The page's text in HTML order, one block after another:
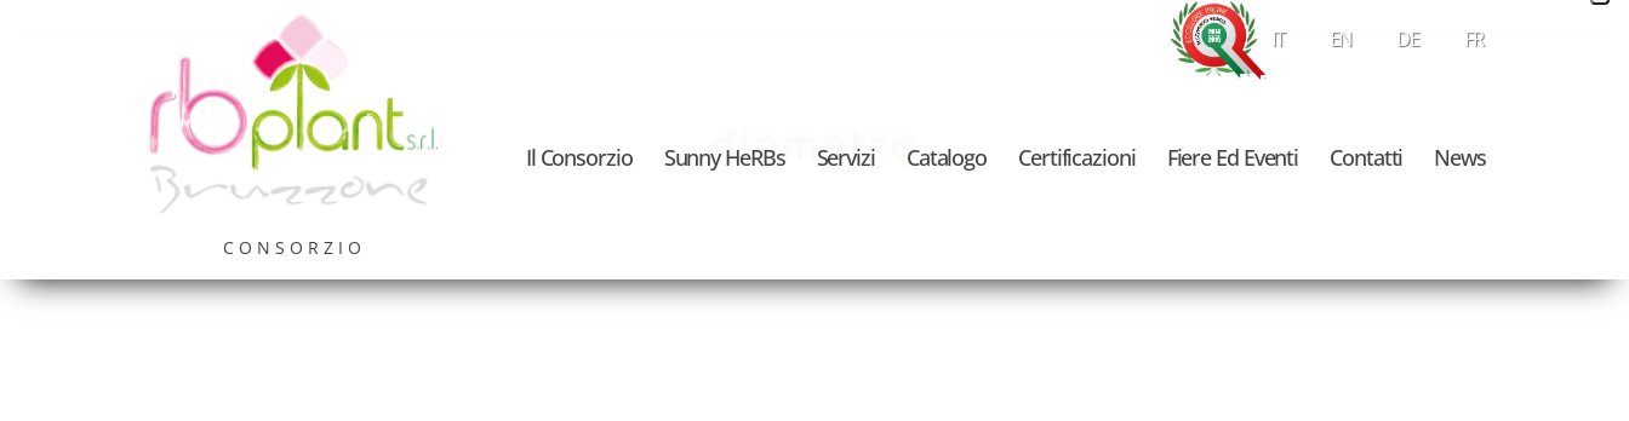
IT EN DE FR
CONSORZIO
Il Consorzio Sunny HeRBs Servizi Catalogo Certificazioni Fiere Ed Eventi Contatti News
diametro